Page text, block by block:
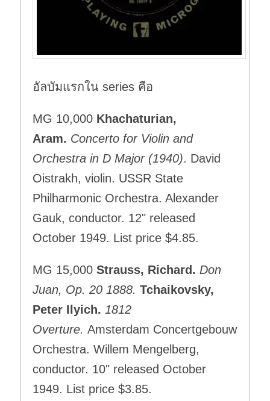
อัลบัมแรกใน series คือ
MG 10,000 Khachaturian,
Aram. Concerto for Violin and
Orchestra in D Major (1940). David
Oistrakh, violin. USSR State
Philharmonic Orchestra. Alexander
Gauk, conductor. 12" released
October 1949. List price $4.85.
MG 15,000Strauss, Richard. Don
Juan, Op. 20 1888. Tchaikovsky,
Peter Ilyich. 1812
Overture. Amsterdam Concertgebouw
Orchestra. Willem Mengelberg,
conductor. 10" released October
1949. List price $3.85.